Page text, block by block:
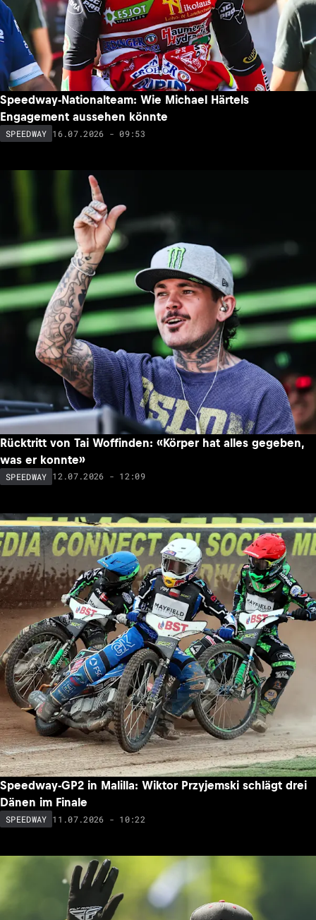
Speedway-Nationalteam: Wie Michael Härtels
Engagement aussehen könnte
SPEEDWAY 16.07.2026 - 09:53
Rücktritt von Tai Woffinden: «Körper hat alles gegeben,
was er konnte»
SPEEDWAY 12.07.2026 - 12:09
Speedway-GP2 in Malilla: Wiktor Przyjemski schlägt drei
Dänen im Finale
SPEEDWAY 11.07.2026 - 10:22